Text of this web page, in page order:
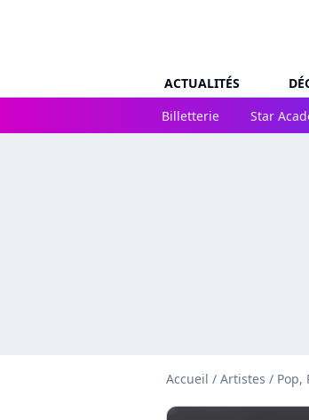
ACTUALITÉS
Billetterie
Star
Accueil / Artistes / Pop,